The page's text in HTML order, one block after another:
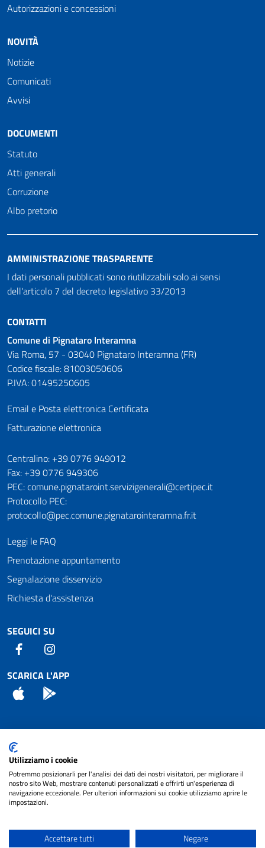
Autorizzazioni e concessioni
NOVITÀ
Notizie
Comunicati
Avvisi
DOCUMENTI
Statuto
Atti generali
Corruzione
Albo pretorio
AMMINISTRAZIONE TRASPARENTE
I dati personali pubblicati sono riutilizzabili solo ai sensi
dell'articolo 7 del decreto legislativo 33/2013
CONTATTI
Comune di Pignataro Interamna
Via Roma, 57 - 03040 Pignataro Interamna (FR)
Codice fiscale: 81003050606
P.IVA: 01495250605
Email e Posta elettronica Certificata
Fatturazione elettronica
Numeri utili
Centralino: +39 0776 949012
Fax: +39 0776 949306
PEC: comune.pignataroint.servizigenerali@certipec.it
Protocollo PEC:
protocollo@pec.comune.pignatarointeramna.fr.it
Leggi le FAQ
Prenotazione appuntamento
Segnalazione disservizio
Richiesta d'assistenza
SEGUICI SU
Facebook
SCARICA L'APP
App Store
Attuazione Misure PNRR
Piano di miglioramento del sito
Note legali
cura diNET SMART
Utilizziamo i cookie
Potremmo posizionarli per l'analisi dei dati dei nostri visitatori, per migliorare il
nostro sito Web, mostrare contenuti personalizzati e offrirti un'esperienza di
navigazione eccezionale. Per ulteriori informazioni sui cookie utilizziamo aprire le
impostazioni.
Accettare tutti Negare